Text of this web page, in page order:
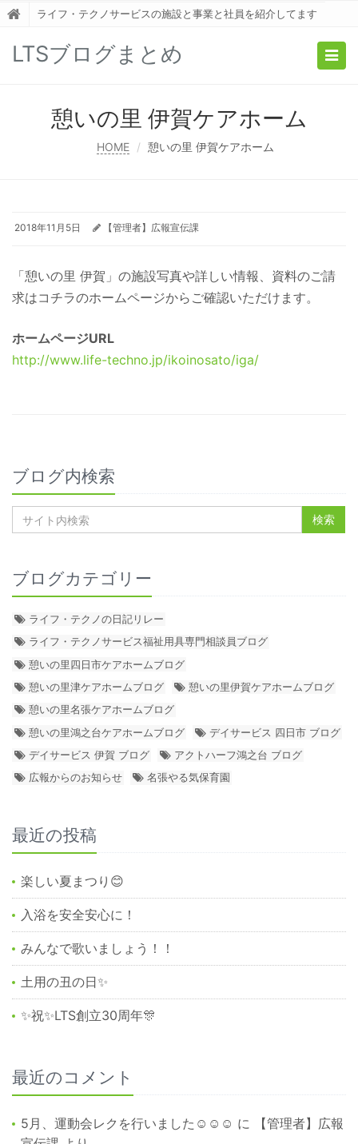
ライフ・テクノサービスの施設と事業と社員を紹介してます
LTSブログまとめ
憩いの里 伊賀ケアホーム
HOME 憩いの里 伊賀ケアホーム
2018年11月5日 【管理者】広報宣伝課
「憩いの里 伊賀」の施設写真や詳しい情報、資料のご請
求はコチラのホームページからご確認いただけます。
ホームページURL
http://www.life-techno.jp/ikoinosato/iga/
ブログ内検索
ブログカテゴリー
ライフ・テクノの日記リレー
ライフ・テクノサービス福祉用具専門相談員ブログ
憩いの里四日市ケアホームブログ
憩いの里津ケアホームブログ
憩いの里伊賀ケアホームブログ
憩いの里名張ケアホームブログ
憩いの里鴻之台ケアホームブログ
デイサービス 四日市 ブログ
デイサービス 伊賀 ブログ
アクトハーフ鴻之台 ブログ
広報からのお知らせ
名張やる気保育園
最近の投稿
楽しい夏まつり😊
入浴を安全安心に！
みんなで歌いましょう！！
土用の丑の日✨
✨祝✨LTS創立30周年🎊
最近のコメント
5月、運動会レクを行いました☺☺☺ に
【管理者】広報